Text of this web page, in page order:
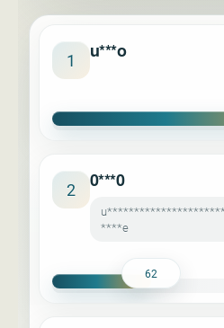
1 u***o
2 0***0
****e
62